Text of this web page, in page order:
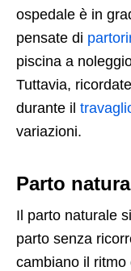
ospedale è in
pensate di
piscina a
Tuttavia,
durante il
variazioni.
Parto
Il parto naturale
parto senza
cambiano il